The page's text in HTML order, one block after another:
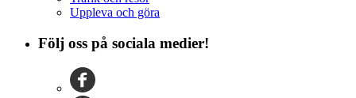
Uppleva och göra
Följ oss på sociala medier!